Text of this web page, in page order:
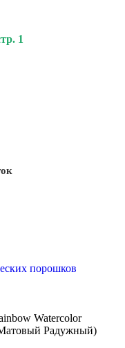
1
порошков
Watercolor
Радужный)